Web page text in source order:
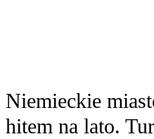
Niemieckie
hitem na lato.